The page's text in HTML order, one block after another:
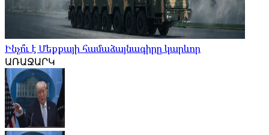
Ինչո՞ւ է Մեքքայի համաձայնագիրը կարևոր
ԱՌԱՋԱՐԿ